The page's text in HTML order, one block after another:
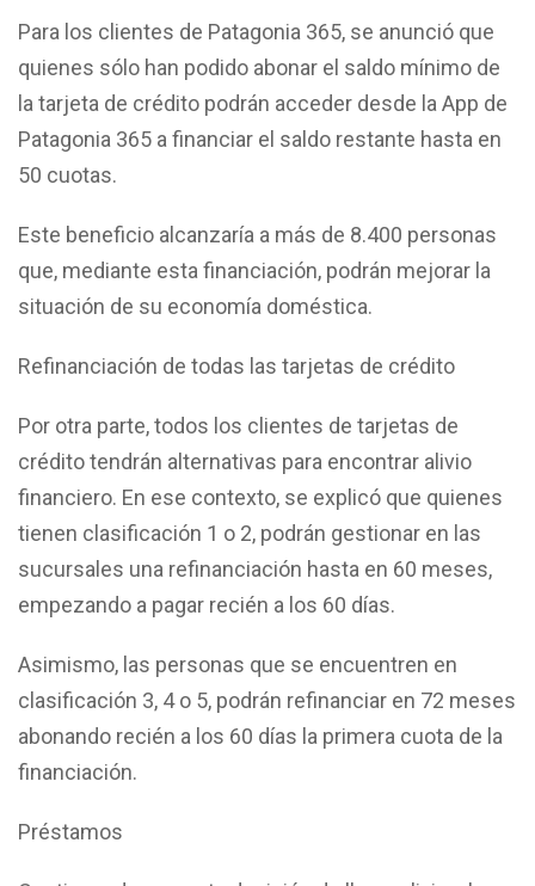
Para los clientes de Patagonia 365, se anunció que
quienes sólo han podido abonar el saldo mínimo de
la tarjeta de crédito podrán acceder desde la App de
Patagonia 365 a financiar el saldo restante hasta en
50 cuotas.
Este beneficio alcanzaría a más de 8.400 personas
que, mediante esta financiación, podrán mejorar la
situación de su economía doméstica.
Refinanciación de todas las tarjetas de crédito
Por otra parte, todos los clientes de tarjetas de
crédito tendrán alternativas para encontrar alivio
financiero. En ese contexto, se explicó que quienes
tienen clasificación 1 o 2, podrán gestionar en las
sucursales una refinanciación hasta en 60 meses,
empezando a pagar recién a los 60 días.
Asimismo, las personas que se encuentren en
clasificación 3, 4 o 5, podrán refinanciar en 72 meses
abonando recién a los 60 días la primera cuota de la
financiación.
Préstamos